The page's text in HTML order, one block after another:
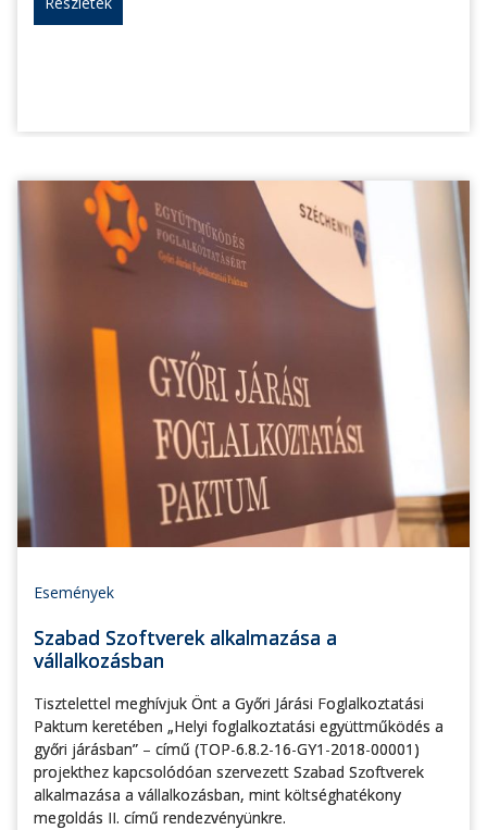
Események
Szabad Szoftverek alkalmazása a
vállalkozásban
Tisztelettel meghívjuk Önt a Győri Járási Foglalkoztatási
Paktum keretében „Helyi foglalkoztatási együttműködés a
győri járásban” – című (TOP-6.8.2-16-GY1-2018-00001)
projekthez kapcsolódóan szervezett Szabad Szoftverek
alkalmazása a vállalkozásban, mint költséghatékony
megoldás II. című rendezvényünkre.